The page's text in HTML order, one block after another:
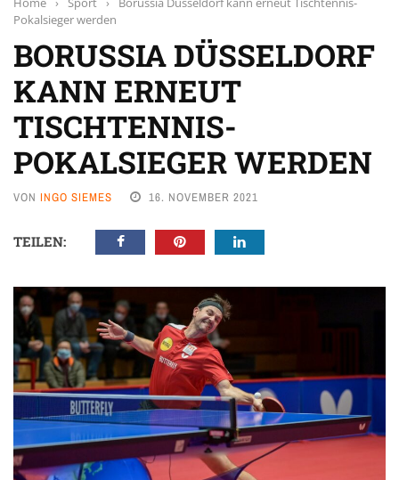
Pokalsieger werden
BORUSSIA DÜSSELDORF
KANN ERNEUT
TISCHTENNIS-
POKALSIEGER WERDEN
VON INGO SIEMES 16. NOVEMBER 2021
TEILEN: